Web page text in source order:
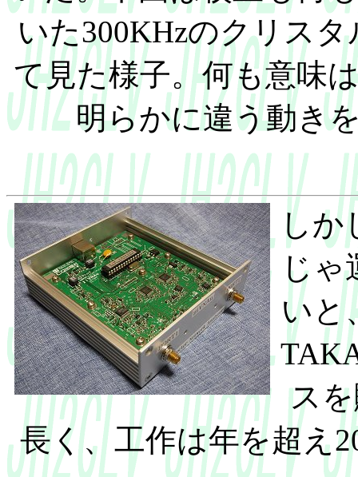
いた300KHzのクリス
て見た様子。何も意味
明らかに違う動き
しか
じゃ
いと
ス
長く、工作は年を超え